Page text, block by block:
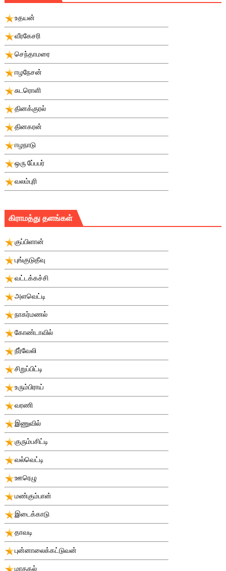
உதயன்
வீரகேசரி
செந்தாமரை
ஈழநேசன்
சுடரொளி
தினக்குரல்
தினகரன்
ஈழநாடு
ஒரு பே்பபர்
வலம்புரி
கிராமத்து தளங்கள்
குப்பிளான்
புங்குடுதீவு
வட்டக்கச்சி
அளவெட்டி
நாகர்மணல்
கோண்டாவில்
நீர்வேலி
சிறுப்பிட்டி
உரும்பிராய்
வரணி
இணுவில்
குரும்பசிட்டி
வல்வெட்டி
ஊரெழு
மண்கும்பான்
இடைக்காடு
தாவடி
புன்னாலைக்கட்டுவன்
மாதகல்